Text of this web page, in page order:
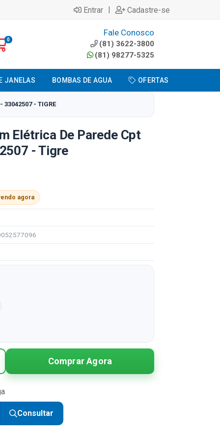
Entrar | Cadastre-se
0
Fale Conosco
(81) 3622-3800
(81) 98277-5325
JANELAS BOMBAS DE AGUA OFERTAS
33042507 - TIGRE
Elétrica De Parede Cpt
- Tigre
agora
Comprar Agora
Consultar